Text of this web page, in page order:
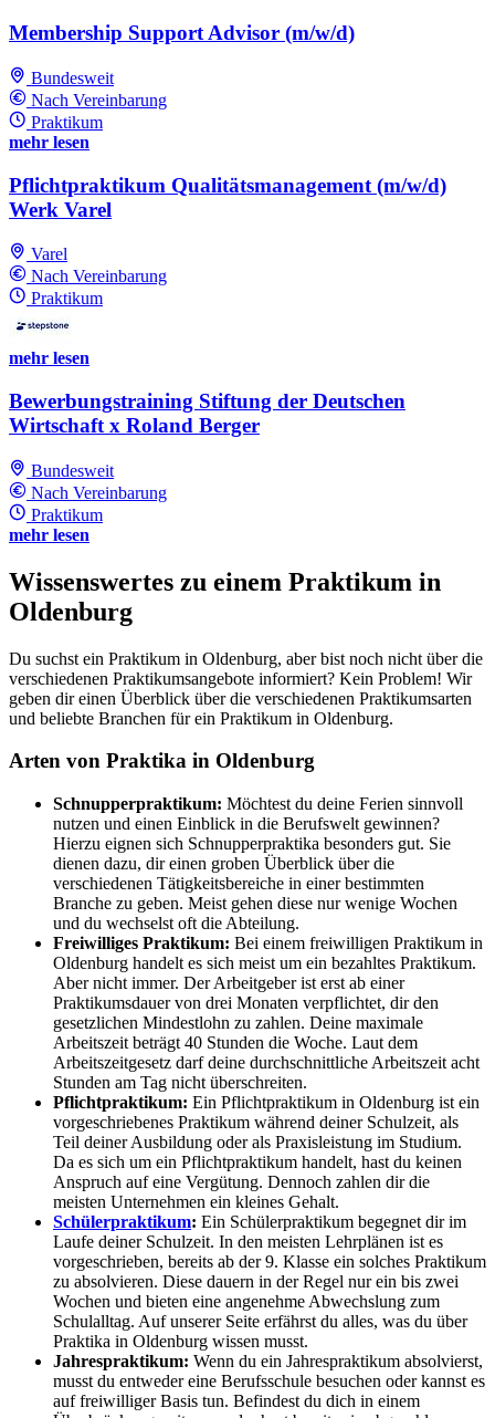
Membership Support Advisor (m/w/d)
Bundesweit
Nach Vereinbarung
Praktikum
mehr lesen
Pflichtpraktikum Qualitätsmanagement (m/w/d)
Werk Varel
Varel
Nach Vereinbarung
Praktikum
mehr lesen
Bewerbungstraining Stiftung der Deutschen
Wirtschaft x Roland Berger
Bundesweit
Nach Vereinbarung
Praktikum
mehr lesen
Wissenswertes zu einem Praktikum in
Oldenburg
Du suchst ein Praktikum in Oldenburg, aber bist noch nicht über die
verschiedenen Praktikumsangebote informiert? Kein Problem! Wir
geben dir einen Überblick über die verschiedenen Praktikumsarten
und beliebte Branchen für ein Praktikum in Oldenburg.
Arten von Praktika in Oldenburg
Schnupperpraktikum: Möchtest du deine Ferien sinnvoll
nutzen und einen Einblick in die Berufswelt gewinnen?
Hierzu eignen sich Schnupperpraktika besonders gut. Sie
dienen dazu, dir einen groben Überblick über die
verschiedenen Tätigkeitsbereiche in einer bestimmten
Branche zu geben. Meist gehen diese nur wenige Wochen
und du wechselst oft die Abteilung.
Freiwilliges Praktikum: Bei einem freiwilligen Praktikum in
Oldenburg handelt es sich meist um ein bezahltes Praktikum.
Aber nicht immer. Der Arbeitgeber ist erst ab einer
Praktikumsdauer von drei Monaten verpflichtet, dir den
gesetzlichen Mindestlohn zu zahlen. Deine maximale
Arbeitszeit beträgt 40 Stunden die Woche. Laut dem
Arbeitszeitgesetz darf deine durchschnittliche Arbeitszeit acht
Stunden am Tag nicht überschreiten.
Pflichtpraktikum: Ein Pflichtpraktikum in Oldenburg ist ein
vorgeschriebenes Praktikum während deiner Schulzeit, als
Teil deiner Ausbildung oder als Praxisleistung im Studium.
Da es sich um ein Pflichtpraktikum handelt, hast du keinen
Anspruch auf eine Vergütung. Dennoch zahlen dir die
meisten Unternehmen ein kleines Gehalt.
Schülerpraktikum: Ein Schülerpraktikum begegnet dir im
Laufe deiner Schulzeit. In den meisten Lehrplänen ist es
vorgeschrieben, bereits ab der 9. Klasse ein solches Praktikum
zu absolvieren. Diese dauern in der Regel nur ein bis zwei
Wochen und bieten eine angenehme Abwechslung zum
Schulalltag. Auf unserer Seite erfährst du alles, was du über
Praktika in Oldenburg wissen musst.
Jahrespraktikum: Wenn du ein Jahrespraktikum absolvierst,
musst du entweder eine Berufsschule besuchen oder kannst es
auf freiwilliger Basis tun. Befindest du dich in einem